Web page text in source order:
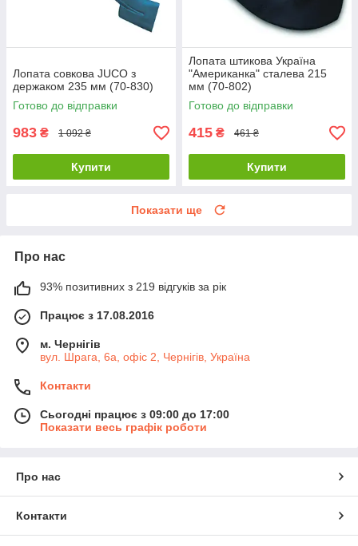
Лопата совкова JUCO з
держаком 235 мм (70-830)
Готово до відправки
983 ₴ 1 092 ₴
Купити
Лопата штикова Україна
"Американка" сталева 215
мм (70-802)
Готово до відправки
415 ₴ 461 ₴
Купити
Показати ще
Про нас
93% позитивних з 219 відгуків за рік
Працює з 17.08.2016
м. Чернігів
вул. Шрага, 6а, офіс 2, Чернігів, Україна
Контакти
Сьогодні працює з 09:00 до 17:00
Показати весь графік роботи
Про нас
Контакти